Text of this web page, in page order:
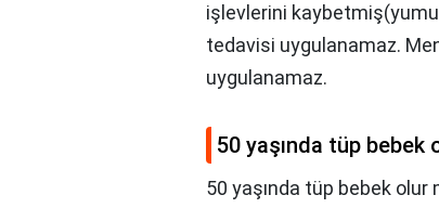
işlevlerini
tedavisi uygulanamaz.
uygulanamaz.
50 yaşında tüp bebek
50 yaşında tüp bebek olur